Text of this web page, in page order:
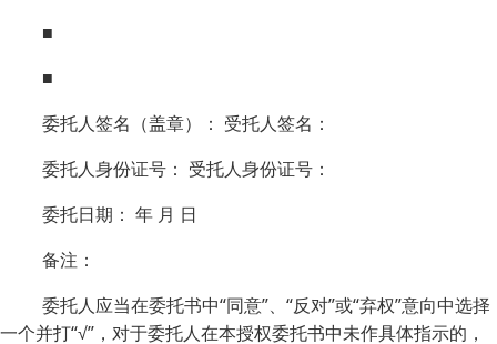
■
■
委托人签名（盖章）： 受托人签名：
委托人身份证号： 受托人身份证号：
委托日期： 年 月 日
备注：
委托人应当在委托书中“同意”、“反对”或“弃权”意向中选择
一个并打“√”，对于委托人在本授权委托书中未作具体指示的，